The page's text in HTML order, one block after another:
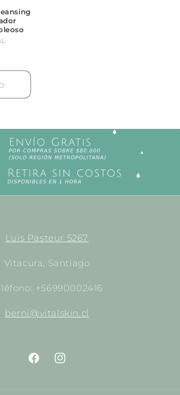
Luis Pasteur 5267
Vitacura, Santiago
+56990002416
berni@vitalskin.cl
https://www.facebook.com/
http://instagram.com/